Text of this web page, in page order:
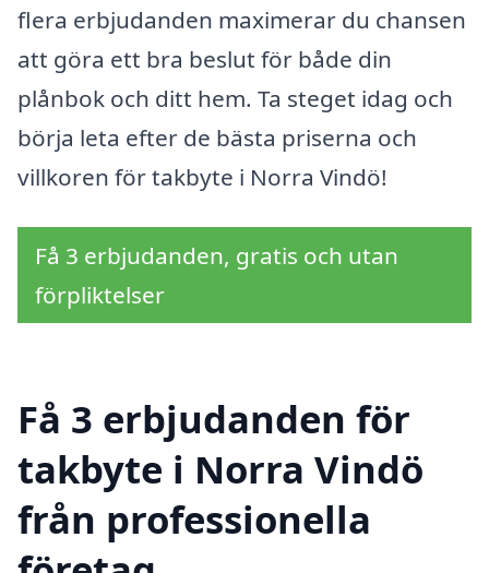
flera erbjudanden maximerar du chansen
att göra ett bra beslut för både din
plånbok och ditt hem. Ta steget idag och
börja leta efter de bästa priserna och
villkoren för takbyte i Norra Vindö!
Få 3 erbjudanden, gratis och utan
förpliktelser
Få 3 erbjudanden för
takbyte i Norra Vindö
från professionella